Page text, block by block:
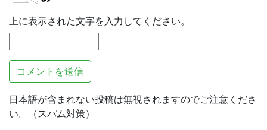
上に表示された文字を入力してください。
日本語が含まれない投稿は無視されますのでご注意くださ
い。（スパム対策）